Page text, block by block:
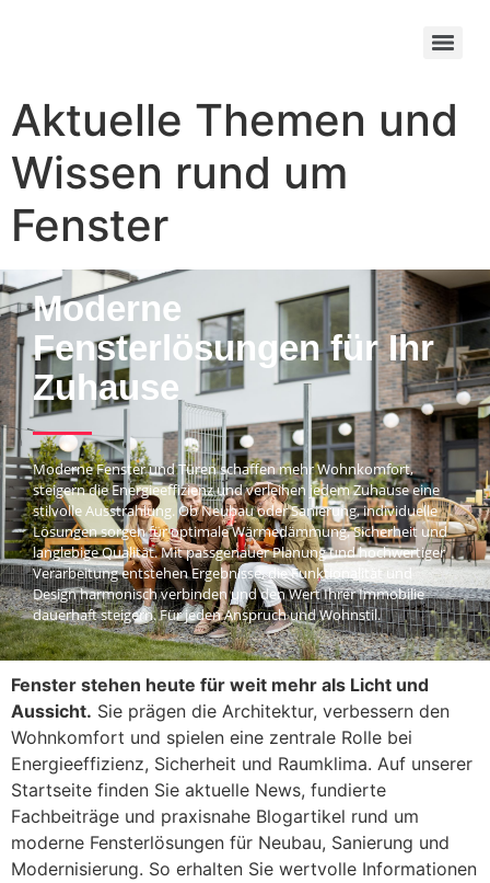
Aktuelle Themen und
Wissen rund um
Fenster
Moderne
Fensterlösungen für Ihr
Zuhause
Moderne Fenster und Türen schaffen mehr Wohnkomfort,
steigern die Energieeffizienz und verleihen jedem Zuhause eine
stilvolle Ausstrahlung. Ob Neubau oder Sanierung, individuelle
Lösungen sorgen für optimale Wärmedämmung, Sicherheit und
langlebige Qualität. Mit passgenauer Planung und hochwertiger
Verarbeitung entstehen Ergebnisse, die Funktionalität und
Design harmonisch verbinden und den Wert Ihrer Immobilie
dauerhaft steigern. Für jeden Anspruch und Wohnstil.
Fenster stehen heute für weit mehr als Licht und
Aussicht. Sie prägen die Architektur, verbessern den
Wohnkomfort und spielen eine zentrale Rolle bei
Energieeffizienz, Sicherheit und Raumklima. Auf unserer
Startseite finden Sie aktuelle News, fundierte
Fachbeiträge und praxisnahe Blogartikel rund um
moderne Fensterlösungen für Neubau, Sanierung und
Modernisierung. So erhalten Sie wertvolle Informationen